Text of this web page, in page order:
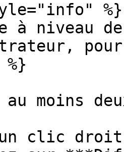
%}
à niveau
moins
clic droit